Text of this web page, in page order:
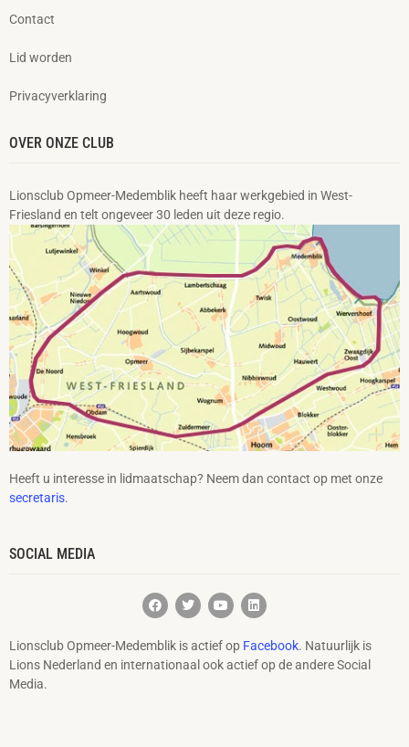
Contact
Lid worden
Privacyverklaring
OVER ONZE CLUB
Lionsclub Opmeer-Medemblik heeft haar werkgebied in West-
Friesland en telt ongeveer 30 leden uit deze regio.
Heeft u interesse in lidmaatschap? Neem dan contact op met onze
secretaris.
SOCIAL MEDIA
Lionsclub Opmeer-Medemblik is actief op Facebook. Natuurlijk is
Lions Nederland en internationaal ook actief op de andere Social
Media.